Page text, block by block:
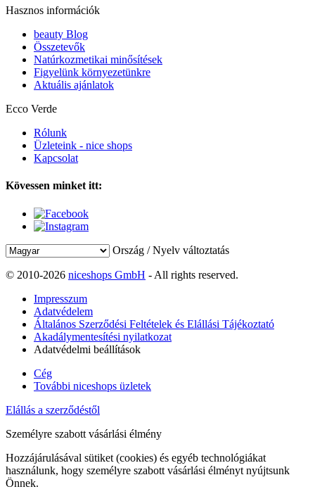
Hasznos információk
beauty Blog
Összetevők
Natúrkozmetikai minősítések
Figyelünk környezetünkre
Aktuális ajánlatok
Ecco Verde
Rólunk
Üzleteink - nice shops
Kapcsolat
Kövessen minket itt:
Ország / Nyelv változtatás
© 2010-2026 niceshops GmbH - All rights reserved.
Impresszum
Adatvédelem
Általános Szerződési Feltételek és Elállási Tájékoztató
Akadálymentesítési nyilatkozat
Adatvédelmi beállítások
Cég
További niceshops üzletek
Elállás a szerződéstől
Személyre szabott vásárlási élmény
Hozzájárulásával sütiket (cookies) és egyéb technológiákat
használunk, hogy személyre szabott vásárlási élményt nyújtsunk
Önnek.